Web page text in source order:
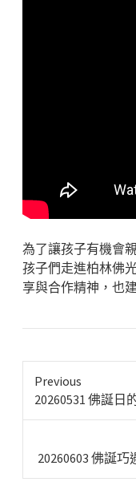
為了讓孩子有機會
孩子們走進柏林佛
享與合作精神，也
Previous
Previous
20260531 佛誕日
Next
20260603 佛誕